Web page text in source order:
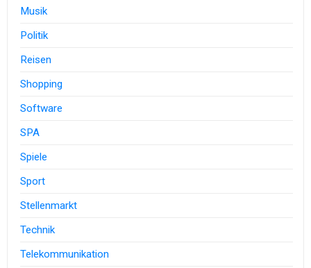
Musik
Politik
Reisen
Shopping
Software
SPA
Spiele
Sport
Stellenmarkt
Technik
Telekommunikation